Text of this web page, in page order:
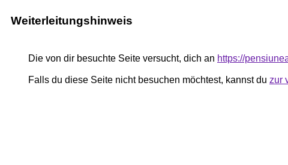
Weiterleitungshinweis
Die von dir besuchte Seite versucht, dich an https://
Falls du diese Seite nicht besuchen möchtest, kannst du zur